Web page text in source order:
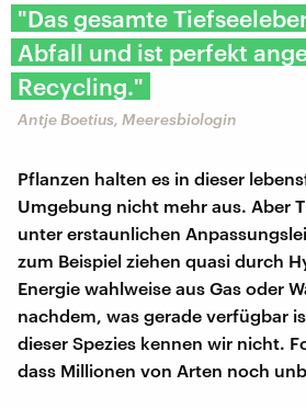
"Das gesamte
Abfall und ist perfekt
Recycling."
Antje Boetius, Meeresbiologin
Pflanzen halten es in dieser
Umgebung nicht mehr aus. Aber
unter erstaunlichen
zum Beispiel ziehen quasi durch
Energie wahlweise aus Gas oder
nachdem, was gerade verfügbar
dieser Spezies kennen wir nicht.
dass Millionen von Arten noch